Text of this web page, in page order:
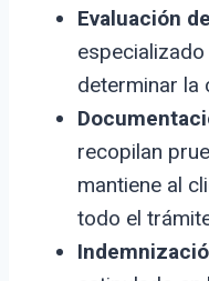
Evaluación
determinar la
recopilan
mantiene al
todo el